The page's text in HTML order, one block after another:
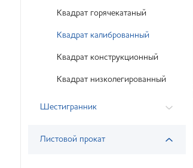
Квадрат горячекатаный
Квадрат калиброванный
Квадрат конструкционный
Квадрат низколегированный
Шестигранник
Листовой прокат